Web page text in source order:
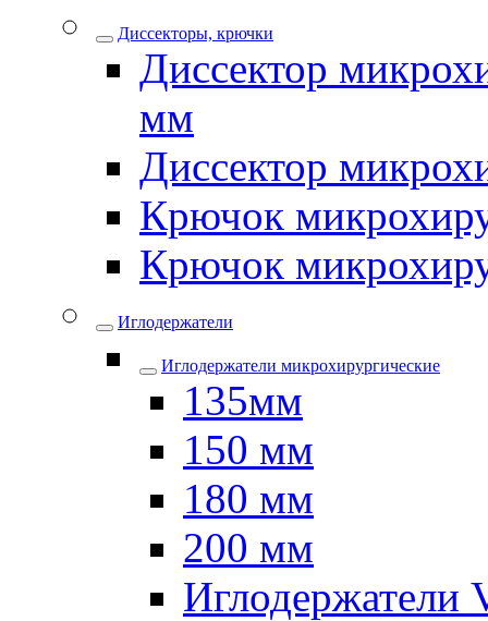
Диссекторы, крючки
Диссектор
мм
Диссектор
Крючок
Крючок
Иглодержатели
Иглодержатели микрохирургические
135мм
150 мм
180 мм
200 мм
Иглодержатели